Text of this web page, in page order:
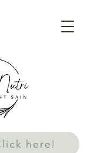
here!